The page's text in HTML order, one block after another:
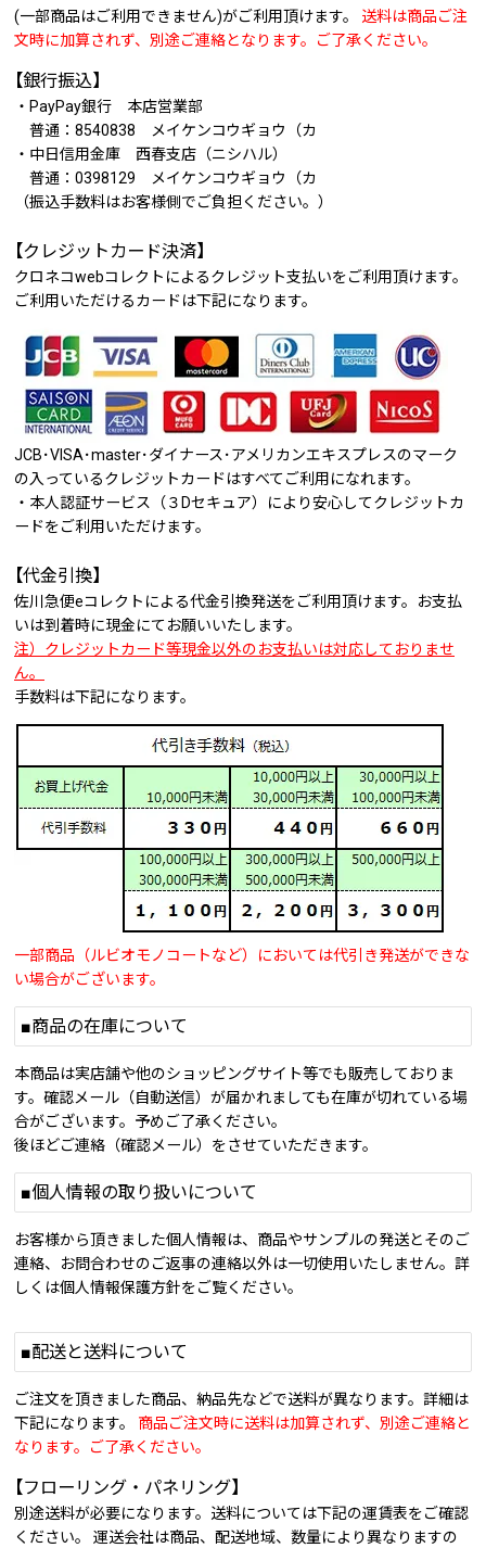
(一部商品はご利用できません)がご利用頂けます。 送料は商品ご注
文時に加算されず、別途ご連絡となります。ご了承ください。
【銀行振込】
・PayPay銀行 本店営業部
普通：8540838 メイケンコウギョウ（カ
・中日信用金庫 西春支店（ニシハル）
普通：0398129 メイケンコウギョウ（カ
（振込手数料はお客様側でご負担ください。）
【クレジットカード決済】
クロネコwebコレクトによるクレジット支払いをご利用頂けます。
ご利用いただけるカードは下記になります。
JCB･VISA･master･ダイナース･アメリカンエキスプレスのマーク
の入っているクレジットカードはすべてご利用になれます。
・本人認証サービス（３Dセキュア）により安心してクレジットカ
ードをご利用いただけます。
【代金引換】
佐川急便eコレクトによる代金引換発送をご利用頂けます。お支払
いは到着時に現金にてお願いいたします。
注）クレジットカード等現金以外のお支払いは対応しておりませ
ん。
手数料は下記になります。
一部商品（ルビオモノコートなど）においては代引き発送ができな
い場合がございます。
■商品の在庫について
本商品は実店舗や他のショッピングサイト等でも販売しておりま
す。確認メール（自動送信）が届かれましても在庫が切れている場
合がございます。予めご了承ください。
後ほどご連絡（確認メール）をさせていただきます。
■個人情報の取り扱いについて
お客様から頂きました個人情報は、商品やサンプルの発送とそのご
連絡、お問合わせのご返事の連絡以外は一切使用いたしません。詳
しくは個人情報保護方針をご覧ください。
■配送と送料について
ご注文を頂きました商品、納品先などで送料が異なります。詳細は
下記になります。 商品ご注文時に送料は加算されず、別途ご連絡と
なります。ご了承ください。
【フローリング・パネリング】
別途送料が必要になります。送料については下記の運賃表をご確認
ください。 運送会社は商品、配送地域、数量により異なりますの